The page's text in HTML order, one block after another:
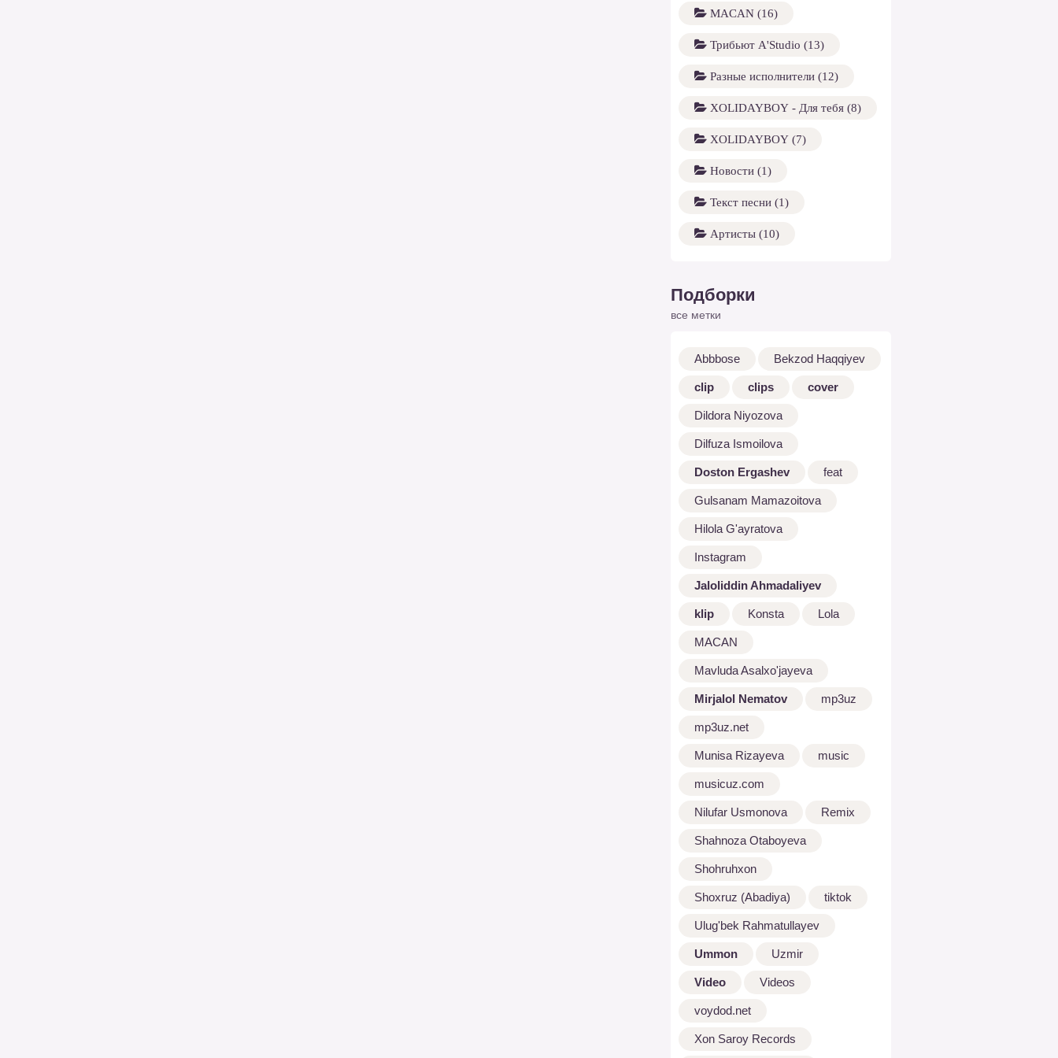
MACAN (16)
Трибьют A'Studio (13)
Разные исполнители (12)
XOLIDAYBOY - Для тебя (8)
XOLIDAYBOY (7)
Новости (1)
Текст песни (1)
Артисты (10)
Подборки
все метки
Abbbose Bekzod Haqqiyev
clip clips cover
Dildora Niyozova
Dilfuza Ismoilova
Doston Ergashev feat
Gulsanam Mamazoitova
Hilola G'ayratova
Instagram
Jaloliddin Ahmadaliyev
klip Konsta Lola
MACAN
Mavluda Asalxo'jayeva
Mirjalol Nematov mp3uz
mp3uz.net
Munisa Rizayeva music
musicuz.com
Nilufar Usmonova Remix
Shahnoza Otaboyeva
Shohruhxon
Shoxruz (Abadiya) tiktok
Ulug'bek Rahmatullayev
Ummon Uzmir
Video Videos
voydod.net
Xon Saroy Records